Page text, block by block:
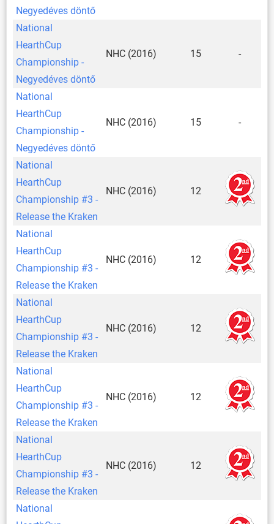
Negyedéves döntő
National
HearthCup
Championship -
Negyedéves döntő
NHC (2016) 15 -
National
HearthCup
Championship -
Negyedéves döntő
NHC (2016) 15 -
National
HearthCup
Championship #3 -
Release the Kraken
NHC (2016) 12
National
HearthCup
Championship #3 -
Release the Kraken
NHC (2016) 12
National
HearthCup
Championship #3 -
Release the Kraken
NHC (2016) 12
National
HearthCup
Championship #3 -
Release the Kraken
NHC (2016) 12
National
HearthCup
Championship #3 -
Release the Kraken
NHC (2016) 12
National